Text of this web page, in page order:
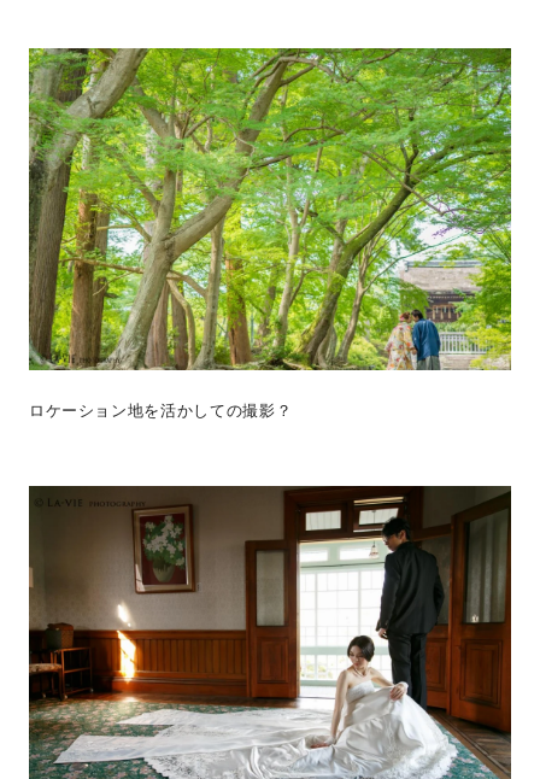
ロケーション地を活かしての撮影？